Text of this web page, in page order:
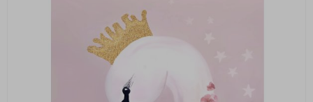
hinzugefügt ✔️
Kostenloser Versand